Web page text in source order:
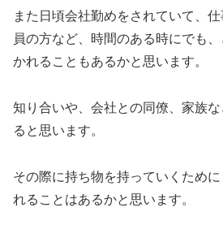
また日頃会社勤めをされていて、
員の方など、時間のある時にでも
かれることもあるかと思います。
知り合いや、会社との同僚、家族
ると思います。
その際に持ち物を持っていくため
れることはあるかと思います。